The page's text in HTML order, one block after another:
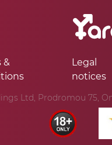
&
Legal
notices
Ltd, Prodromou 75,